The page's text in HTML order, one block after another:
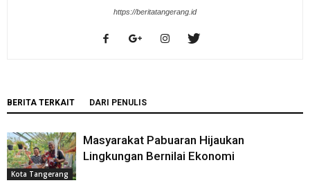
https://beritatangerang.id
BERITA TERKAIT DARI PENULIS
Kota Tangerang
Masyarakat Pabuaran Hijaukan
Lingkungan Bernilai Ekonomi